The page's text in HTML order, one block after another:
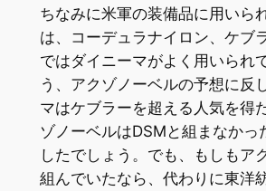
ちなみに米軍の装備品に用いら
は、コーデュラナイロン、ケブ
ではダイニーマがよく用いられ
う、アクゾノーベルの予想に反
マはケブラーを超える人気を得
ゾノーベルはDSMと組まなかっ
したでしょう。でも、もしもア
組んでいたなら、代わりに東洋